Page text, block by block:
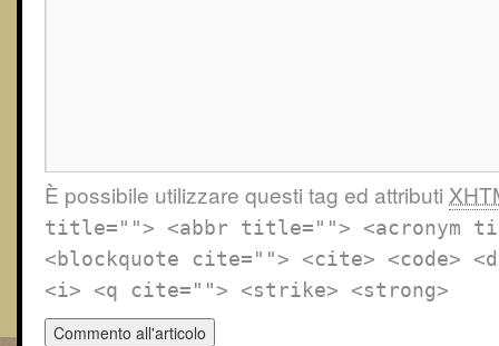
È possibile utilizzare questi tag ed attributi
title=""> <abbr title=""> <acronym
<blockquote cite=""> <cite> <code>
<i> <q cite=""> <strike> <strong>